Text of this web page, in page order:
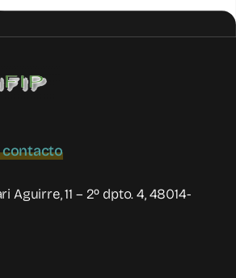
contacto
Aguirre, 11 – 2º dpto. 4, 48014-